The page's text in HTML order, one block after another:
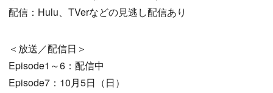
配信：Hulu、TVerなどの見逃し配信あり
＜放送／配信日＞
Episode1～6：配信中
Episode7：10月5日（日）